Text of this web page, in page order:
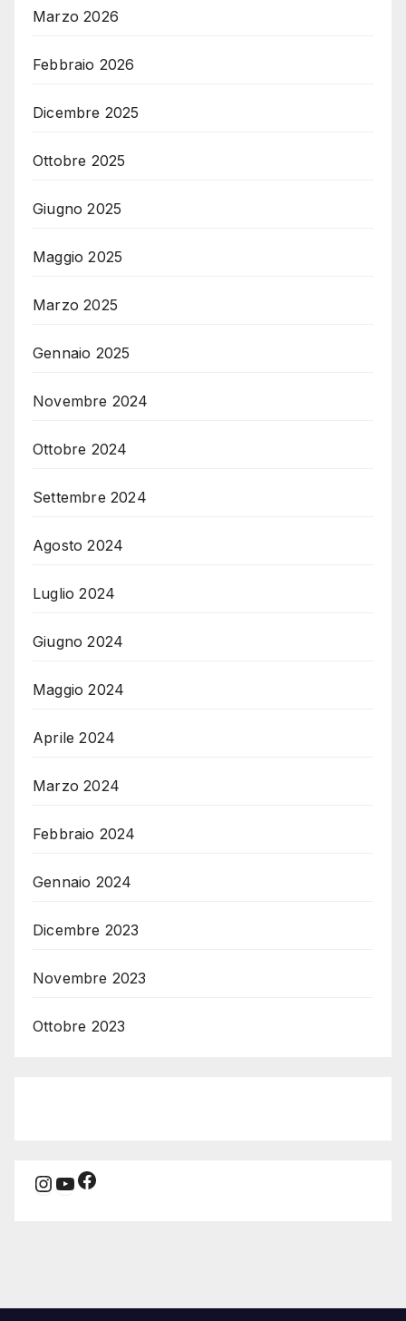
Marzo 2026
Febbraio 2026
Dicembre 2025
Ottobre 2025
Giugno 2025
Maggio 2025
Marzo 2025
Gennaio 2025
Novembre 2024
Ottobre 2024
Settembre 2024
Agosto 2024
Luglio 2024
Giugno 2024
Maggio 2024
Aprile 2024
Marzo 2024
Febbraio 2024
Gennaio 2024
Dicembre 2023
Novembre 2023
Ottobre 2023
Instagram
YouTube
Facebook